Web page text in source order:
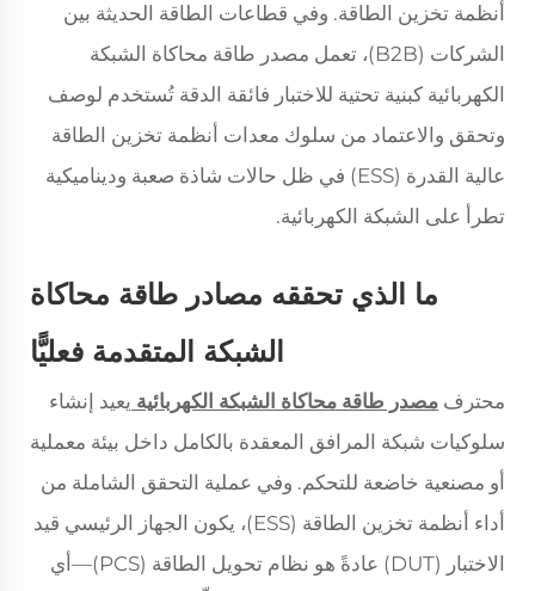
أنظمة تخزين الطاقة. وفي قطاعات الطاقة الحديثة بين
الشركات (B2B)، تعمل مصدر طاقة محاكاة الشبكة
الكهربائية كبنية تحتية للاختبار فائقة الدقة تُستخدم لوصف
وتحقق والاعتماد من سلوك معدات أنظمة تخزين الطاقة
عالية القدرة (ESS) في ظل حالات شاذة صعبة وديناميكية
تطرأ على الشبكة الكهربائية.
ما الذي تحققه مصادر طاقة محاكاة
الشبكة المتقدمة فعليًّا
محترف مصدر طاقة محاكاة الشبكة الكهربائية يعيد إنشاء
سلوكيات شبكة المرافق المعقدة بالكامل داخل بيئة معملية
أو مصنعية خاضعة للتحكم. وفي عملية التحقق الشاملة من
أداء أنظمة تخزين الطاقة (ESS)، يكون الجهاز الرئيسي قيد
الاختبار (DUT) عادةً هو نظام تحويل الطاقة (PCS)—أي